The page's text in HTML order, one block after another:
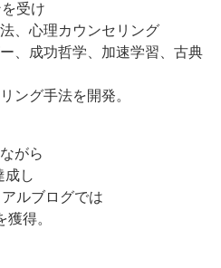
受け
、心理カウンセリング
、成功哲学、加速学習、古典
ング手法を開発。
がら
成し
ルブログでは
得。